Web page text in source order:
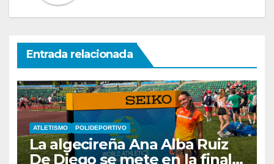
Entrada relacionada
ATLETISMO POLIDEPORTIVO
La algecireña Ana Alba Ruiz
De Diego se mete en la final